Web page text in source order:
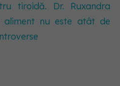
tiroidă. Dr. Ruxandra
aliment nu este atât de